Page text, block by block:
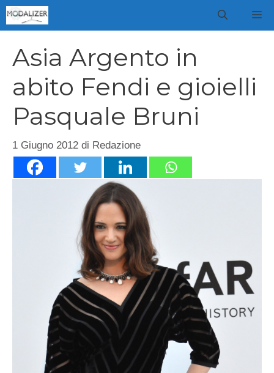
Vai
al
Asia Argento in
abito Fendi e gioielli
Pasquale Bruni
1 Giugno 2012 di Redazione